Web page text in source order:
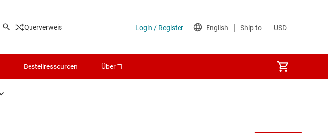
Querverweis
Bestellressourcen Über TI